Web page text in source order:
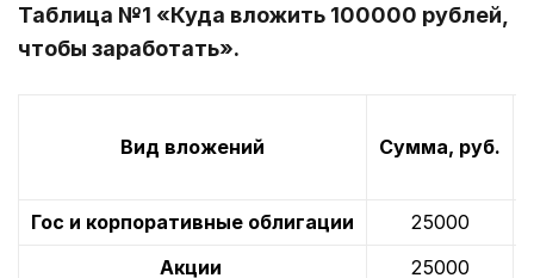
Таблица №1 «Куда вложить 100000 рублей,
чтобы заработать».
Вид вложений Сумма, руб.
Гос и корпоративные облигации
25000
Акции
25000